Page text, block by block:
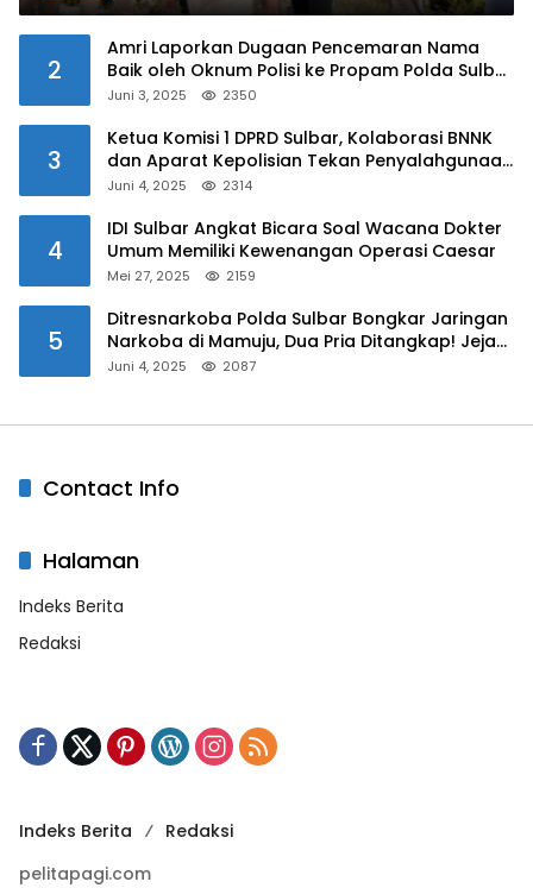
2
Amri Laporkan Dugaan Pencemaran Nama
Baik oleh Oknum Polisi ke Propam Polda Sulbar
Juni 3, 2025 2350
3
Ketua Komisi 1 DPRD Sulbar, Kolaborasi BNNK
dan Aparat Kepolisian Tekan Penyalahgunaan
Juni 4, 2025 2314
4
IDI Sulbar Angkat Bicara Soal Wacana Dokter
Umum Memiliki Kewenangan Operasi Caesar
Mei 27, 2025 2159
5
Ditresnarkoba Polda Sulbar Bongkar Jaringan
Narkoba di Mamuju, Dua Pria Ditangkap! Jejak
Juni 4, 2025 2087
Contact Info
Halaman
Indeks Berita
Redaksi
Indeks Berita
Redaksi
pelitapagi.com